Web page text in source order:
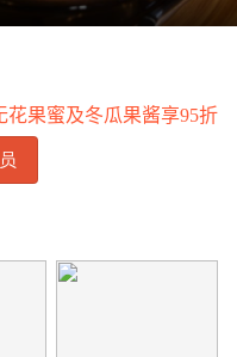
花果蜜及冬瓜果酱享95折